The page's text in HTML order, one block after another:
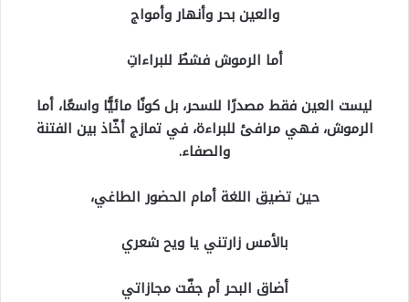
والعين بحر وأنهار وأمواج
أما الرموش فشطٌ للبراءاتِ
ليست العين فقط مصدرًا للسحر، بل كونًا مائيًّا واسعًا، أما
الرموش، فهي مرافئ للبراءة، في تمازج أخّاذ بين الفتنة
والصفاء.
حين تضيق اللغة أمام الحضور الطاغي،
بالأمس زارتني يا ويح شعري
أضاق البحر أم جفّت مجازاتي